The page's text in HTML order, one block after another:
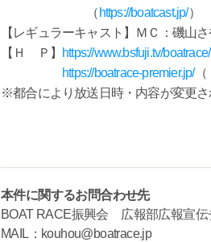
（ https://boatcast.jp/）
【レギュラーキャスト】ＭＣ：磯山
【Ｈ Ｐ】
https://www.bsfuji.tv/boatrace/
https://boatrace-premier.jp/（
※都合により放送日時・内容が変更さ
本件に関するお問合わせ先
BOAT RACE振興会 広報部広報宣
MAIL：kouhou@boatrace.jp